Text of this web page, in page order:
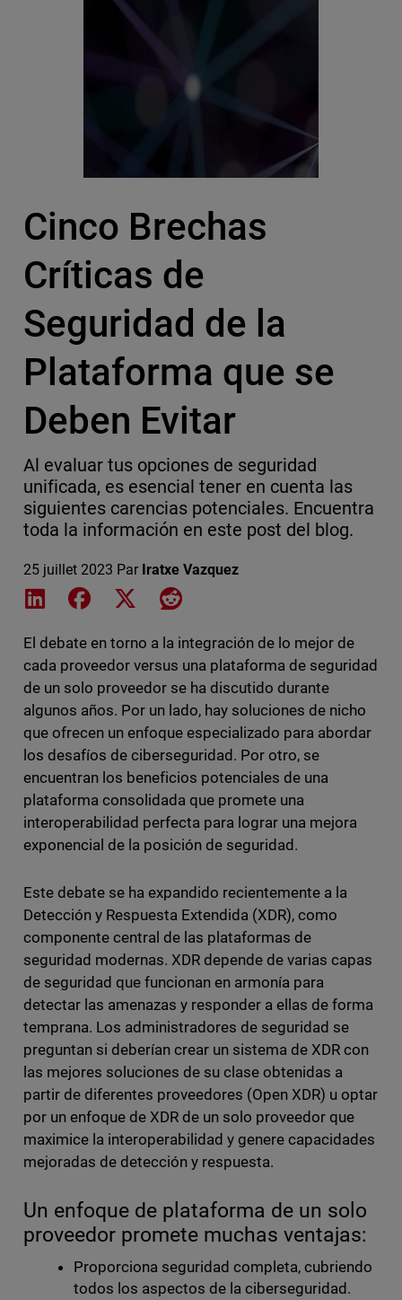
Cinco Brechas
Críticas de
Seguridad de la
Plataforma que se
Deben Evitar
Al evaluar tus opciones de seguridad
unificada, es esencial tener en cuenta las
siguientes carencias potenciales. Encuentra
toda la información en este post del blog.
25 juillet 2023 Par Iratxe Vazquez
Share on LinkedIn
Share on Facebook
Share on XShare on Reddit
El debate en torno a la integración de lo mejor de
cada proveedor versus una plataforma de seguridad
de un solo proveedor se ha discutido durante
algunos años. Por un lado, hay soluciones de nicho
que ofrecen un enfoque especializado para abordar
los desafíos de ciberseguridad. Por otro, se
encuentran los beneficios potenciales de una
plataforma consolidada que promete una
interoperabilidad perfecta para lograr una mejora
exponencial de la posición de seguridad.
Este debate se ha expandido recientemente a la
Detección y Respuesta Extendida (XDR), como
componente central de las plataformas de
seguridad modernas. XDR depende de varias capas
de seguridad que funcionan en armonía para
detectar las amenazas y responder a ellas de forma
temprana. Los administradores de seguridad se
preguntan si deberían crear un sistema de XDR con
las mejores soluciones de su clase obtenidas a
partir de diferentes proveedores (Open XDR) u optar
por un enfoque de XDR de un solo proveedor que
maximice la interoperabilidad y genere capacidades
mejoradas de detección y respuesta.
Un enfoque de plataforma de un solo
proveedor promete muchas ventajas:
Proporciona seguridad completa, cubriendo
todos los aspectos de la ciberseguridad.